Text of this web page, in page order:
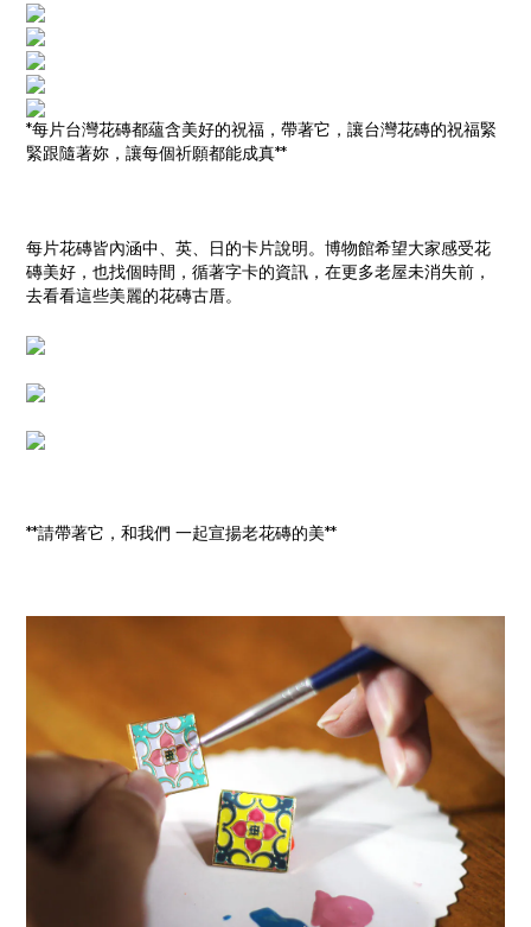
*每片台灣花磚都蘊含美好的祝福，帶著它，讓台灣花磚的祝福緊
緊跟隨著妳，讓每個祈願都能成真**
每片花磚皆內涵中、英、日的卡片說明。博物館希望大家感受花
磚美好，也找個時間，循著字卡的資訊，在更多老屋未消失前，
去看看這些美麗的花磚古厝。
**請帶著它，和我們 一起宣揚老花磚的美**